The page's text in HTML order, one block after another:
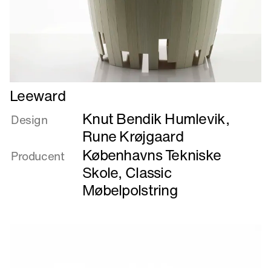
Læs
mere
om
Leeward
Design Knut Bendik Humlevik,
Rune Krøjgaard
Producent
Københavns Tekniske
Skole, Classic
Møbelpolstring